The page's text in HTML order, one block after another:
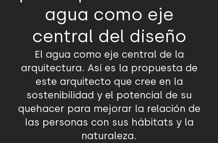
agua como eje
central del diseño
El agua como eje central de la
arquitectura. Así es la propuesta de
este arquitecto que cree en la
sostenibilidad y el potencial de su
quehacer para mejorar la relación de
las personas con sus hábitats y la
naturaleza.